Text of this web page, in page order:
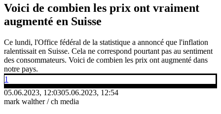
Voici de combien les prix ont vraiment
augmenté en Suisse
Ce lundi, l'Office fédéral de la statistique a annoncé que l'inflation
ralentissait en Suisse. Cela ne correspond pourtant pas au sentiment
des consommateurs. Voici de combien les prix ont augmenté dans
notre pays.
1
05.06.2023, 12:0305.06.2023, 12:54
mark walther / ch media